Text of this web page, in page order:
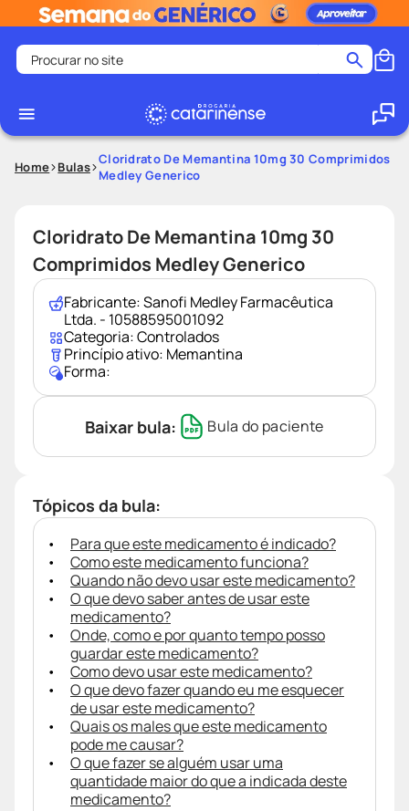
Procurar no site
1
medley
5º
shampoo
6º
tadalafila
lenço umedecido
sabonete liquido
desodorante
10
Home Bulas Cloridrato De Memantina 10mg 30 Comprimidos
Medley Generico
Cloridrato De Memantina 10mg 30
Comprimidos Medley Generico
Fabricante:Sanofi Medley Farmacêutica
Ltda. - 10588595001092
Categoria:Controlados
Princípio ativo: Memantina
Forma:
Baixar bula: Bula do paciente
Tópicos da bula:
Para que este medicamento é indicado?
Como este medicamento funciona?
Quando não devo usar este medicamento?
O que devo saber antes de usar este
medicamento?
Onde, como e por quanto tempo posso
guardar este medicamento?
Como devo usar este medicamento?
O que devo fazer quando eu me esquecer
de usar este medicamento?
Quais os males que este medicamento
pode me causar?
O que fazer se alguém usar uma
quantidade maior do que a indicada deste
medicamento?